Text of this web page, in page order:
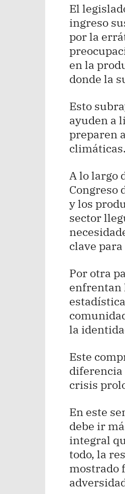
El
ingreso
por la
en la
donde la
Esto
ayuden a
preparen
climáticas.
A lo largo
Congreso
y los
sector
clave
Por otra
enfrentan
la
Este
diferencia
crisis
En este
debe ir
integral
todo, la
mostrado